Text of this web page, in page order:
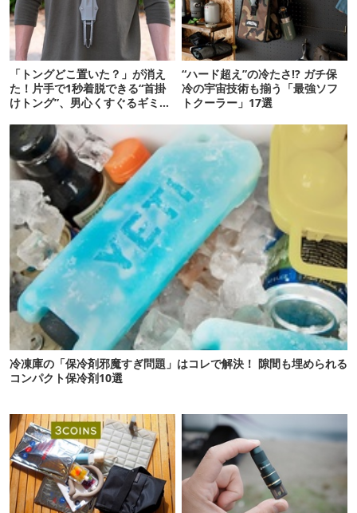
「トングどこ置いた？」が消え
た！片手で1秒着脱できる“首掛
けトング”、男心くすぐるギミッ
“ハード超え”の冷たさ!? ガチ保
冷の宇宙技術も揃う「最強ソフ
トクーラー」17選
冷凍庫の「保冷剤邪魔すぎ問題」はコレで解決！ 隙間も埋められる
コンパクト保冷剤10選